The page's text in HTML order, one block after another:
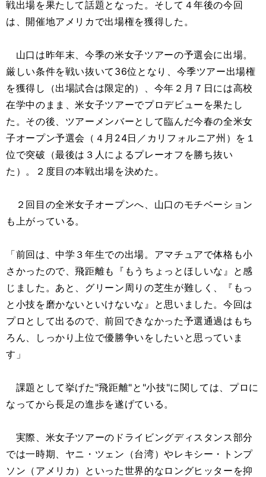
戦出場を果たして話題となった。そして４年後の今回
は、開催地アメリカで出場権を獲得した。
山口は昨年末、今季の米女子ツアーの予選会に出場。
厳しい条件を戦い抜いて36位となり、今季ツアー出場権
を獲得し（出場試合は限定的）、今年２月７日には高校
在学中のまま、米女子ツアーでプロデビューを果たし
た。その後、ツアーメンバーとして臨んだ今春の全米女
子オープン予選会（４月24日／カリフォルニア州）を１
位で突破（最後は３人によるプレーオフを勝ち抜い
た）。２度目の本戦出場を決めた。
２回目の全米女子オープンへ、山口のモチベーション
も上がっている。
「前回は、中学３年生での出場。アマチュアで体格も小
さかったので、飛距離も『もうちょっとほしいな』と感
じました。あと、グリーン周りの芝生が難しく、『もっ
と小技を磨かないといけないな』と思いました。今回は
プロとして出るので、前回できなかった予選通過はもち
ろん、しっかり上位で優勝争いをしたいと思っていま
す」
課題として挙げた"飛距離"と"小技"に関しては、プロに
なってから長足の進歩を遂げている。
実際、米女子ツアーのドライビングディスタンス部分
では一時期、ヤニ・ツェン（台湾）やレキシー・トンプ
ソン（アメリカ）といった世界的なロングヒッターを抑